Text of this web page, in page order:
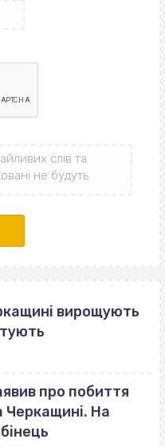
вирощують
про побиття
Черкащині. На